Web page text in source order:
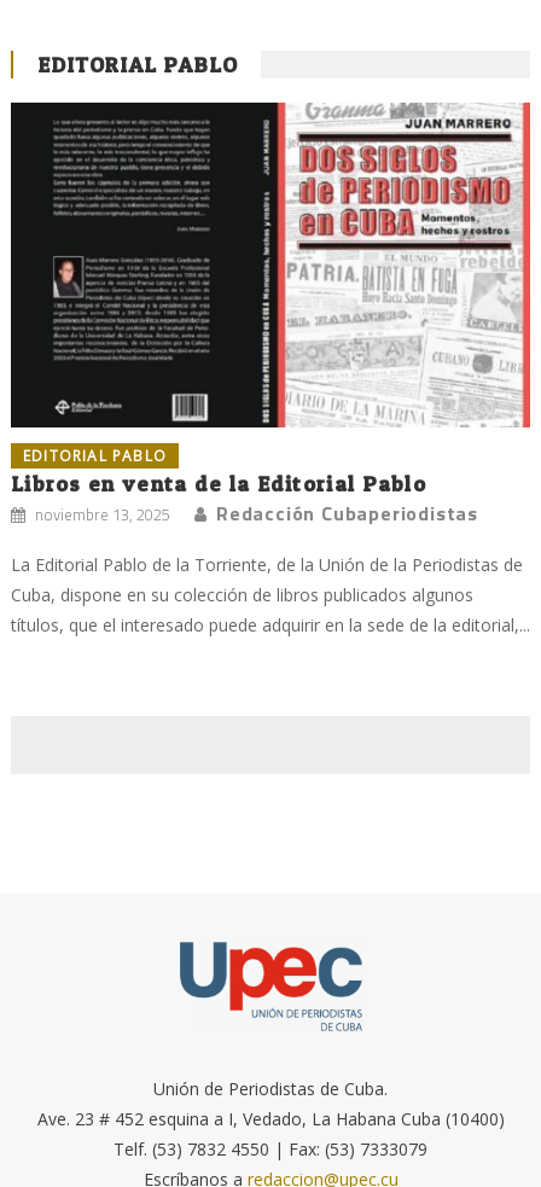
EDITORIAL PABLO
EDITORIAL PABLO
Libros en venta de la Editorial Pablo
noviembre 13, 2025 Redacción Cubaperiodistas
La Editorial Pablo de la Torriente, de la Unión de la Periodistas de
Cuba, dispone en su colección de libros publicados algunos
títulos, que el interesado puede adquirir en la sede de la editorial,...
Unión de Periodistas de Cuba.
Ave. 23 # 452 esquina a I, Vedado, La Habana Cuba (10400)
Telf. (53) 7832 4550 | Fax: (53) 7333079
Escríbanos a redaccion@upec.cu